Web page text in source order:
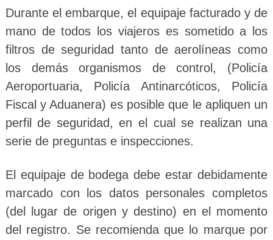
Durante el embarque, el equipaje facturado y de
mano de todos los viajeros es sometido a los
filtros de seguridad tanto de aerolíneas como
los demás organismos de control, (Policía
Aeroportuaria, Policía Antinarcóticos, Policía
Fiscal y Aduanera) es posible que le apliquen un
perfil de seguridad, en el cual se realizan una
serie de preguntas e inspecciones.
El equipaje de bodega debe estar debidamente
marcado con los datos personales completos
(del lugar de origen y destino) en el momento
del registro. Se recomienda que lo marque por